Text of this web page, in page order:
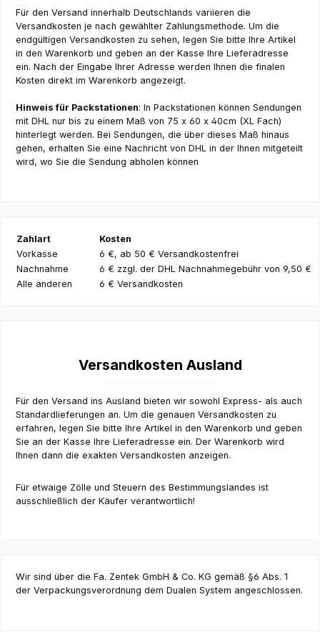
Für den Versand innerhalb Deutschlands variieren die
Versandkosten je nach gewählter Zahlungsmethode. Um die
endgültigen Versandkosten zu sehen, legen Sie bitte Ihre Artikel
in den Warenkorb und geben an der Kasse Ihre Lieferadresse
ein. Nach der Eingabe Ihrer Adresse werden Ihnen die finalen
Kosten direkt im Warenkorb angezeigt.
Hinweis für Packstationen: In Packstationen können Sendungen
mit DHL nur bis zu einem Maß von 75 x 60 x 40cm (XL Fach)
hinterlegt werden. Bei Sendungen, die über dieses Maß hinaus
gehen, erhalten Sie eine Nachricht von DHL in der Ihnen mitgeteilt
wird, wo Sie die Sendung abholen können
Zahlart
Kosten
Vorkasse
6 €, ab 50 € Versandkostenfrei
Nachnahme
6 € zzgl. der DHL Nachnahmegebühr von 9,50 €
Alle anderen
6 € Versandkosten
Versandkosten Ausland
Für den Versand ins Ausland bieten wir sowohl Express- als auch
Standardlieferungen an. Um die genauen Versandkosten zu
erfahren, legen Sie bitte Ihre Artikel in den Warenkorb und geben
Sie an der Kasse Ihre Lieferadresse ein. Der Warenkorb wird
Ihnen dann die exakten Versandkosten anzeigen.
Für etwaige Zölle und Steuern des Bestimmungslandes ist
ausschließlich der Käufer verantwortlich!
Wir sind über die Fa. Zentek GmbH & Co. KG gemäß §6 Abs. 1
der Verpackungsverordnung dem Dualen System angeschlossen.